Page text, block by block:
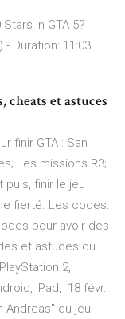
in GTA 5?
Duration: 11:03.
cheats et astuces
finir GTA : San
Les missions R3;
finir le jeu
fierté. Les codes.
pour avoir des
et astuces du
2,
iPad, 18 févr.
Andreas" du jeu